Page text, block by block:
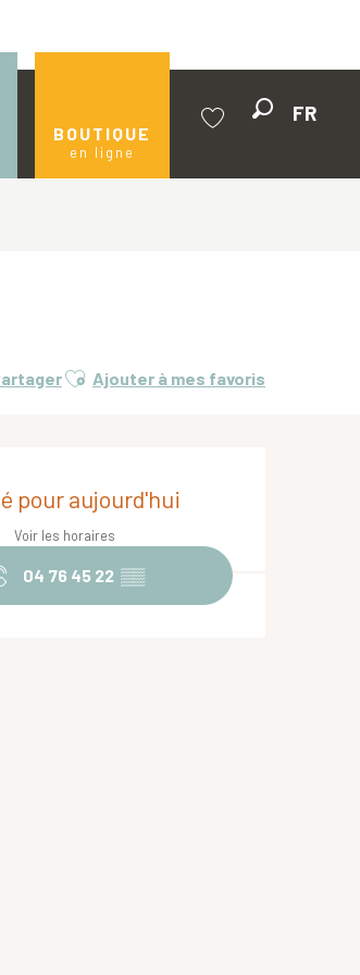
BOUTIQUE
en ligne
FR
Ajouter aux favoris
Ajouter à mes favoris
et coordonnées
pour aujourd'hui
Voir les horaires
04 76 45 22 ▒▒